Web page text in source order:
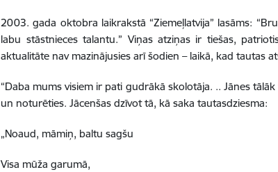
2003. gada oktobra laikrakstā “Ziemeļlatvija” lasāms:
labu stāstnieces talantu.” Viņas atziņas ir tiešas,
aktualitāte nav mazinājusies arī šodien – laikā, kad tautas
“Daba mums visiem ir pati gudrākā skolotāja. .. Jānes
un noturēties. Jācenšas dzīvot tā, kā saka tautasdziesma:
„Noaud, māmiņ, baltu sagšu
Visa mūža garumā,